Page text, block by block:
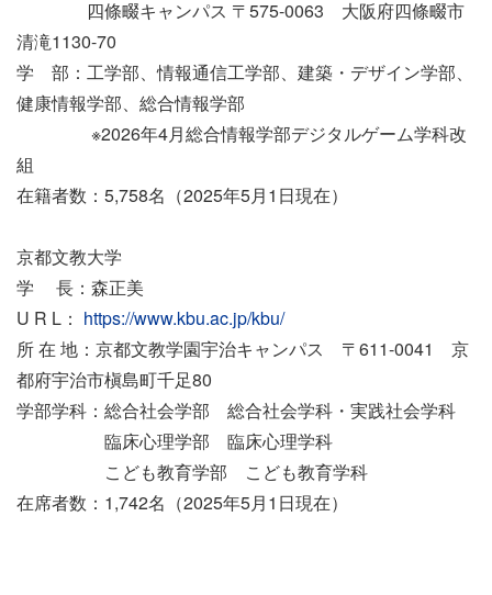
四條畷キャンパス 〒575-0063 大阪府四條畷市
清滝1130-70
学 部：工学部、情報通信工学部、建築・デザイン学部、
健康情報学部、総合情報学部
※2026年4月総合情報学部デジタルゲーム学科改
組
在籍者数：5,758名（2025年5月1日現在）
京都文教大学
学 長：森正美
U R L： https://www.kbu.ac.jp/kbu/
所 在 地：京都文教学園宇治キャンパス 〒611-0041 京
都府宇治市槇島町千足80
学部学科：総合社会学部 総合社会学科・実践社会学科
臨床心理学部 臨床心理学科
こども教育学部 こども教育学科
在席者数：1,742名（2025年5月1日現在）